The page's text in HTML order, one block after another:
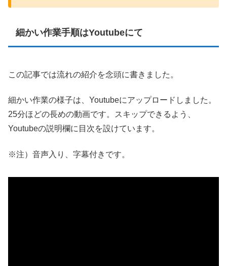
細かい作業手順はYoutubeにて
この記事では流れの紹介を念頭に書きました。
細かい作業の様子は、Youtubeにアップロードしました。
25分ほどの長めの動画です。スキップできるよう、
Youtubeの説明欄に目次を設けています。
※注）音声入り、字幕付きです。